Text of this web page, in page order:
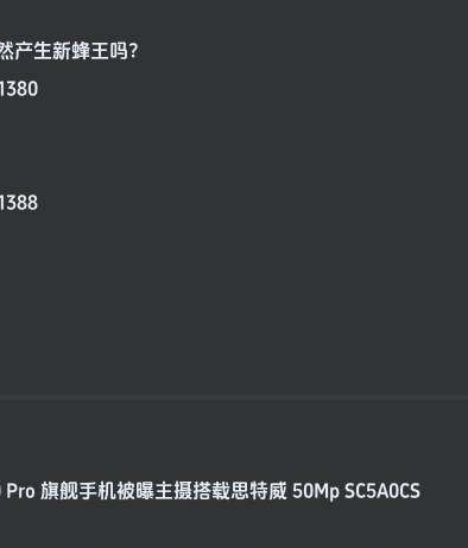
产生新蜂王吗？
旗舰手机被曝主摄搭载思特威 50Mp SC5A0CS